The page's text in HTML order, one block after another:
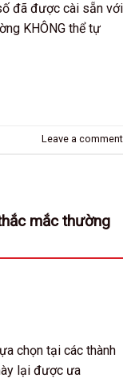
đã được cài sẵn với
KHÔNG thể tự
Leave a comment
mắc thường
chọn tại các thành
lại được ưa